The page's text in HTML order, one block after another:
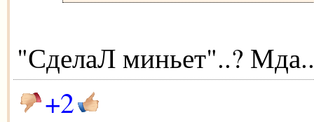
"СделаЛ миньет"..?
+2